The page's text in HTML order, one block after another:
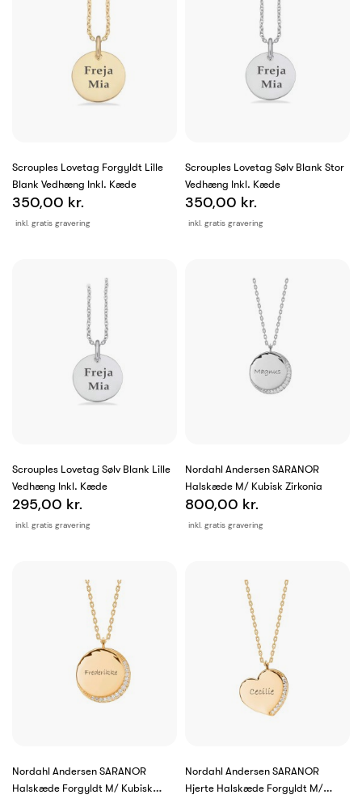
Scrouples Lovetag Forgyldt Lille
Blank Vedhæng Inkl. Kæde
inkl. gratis gravering
350,00 kr.
Scrouples Lovetag Sølv Blank Stor
Vedhæng Inkl. Kæde
inkl. gratis gravering
350,00 kr.
Scrouples Lovetag Sølv Blank Lille
Vedhæng Inkl. Kæde
inkl. gratis gravering
295,00 kr.
Nordahl Andersen SARANOR
Halskæde M/ Kubisk Zirkonia
inkl. gratis gravering
800,00 kr.
Nordahl Andersen SARANOR
Halskæde Forgyldt M/ Kubisk
Nordahl Andersen SARANOR
Hjerte Halskæde Forgyldt M/